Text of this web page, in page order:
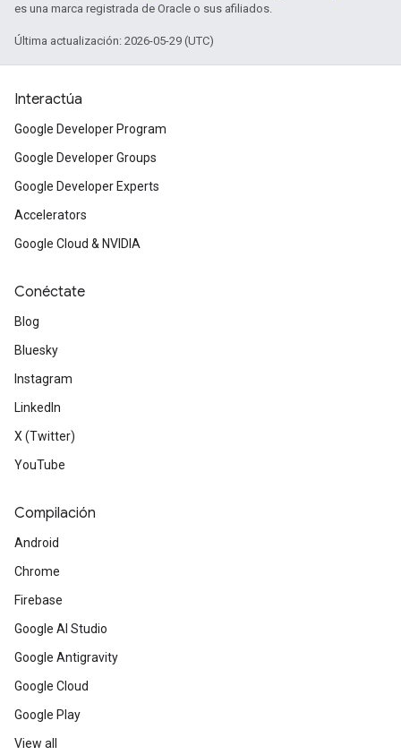
es una marca registrada de Oracle o sus afiliados.
Última actualización: 2026-05-29 (UTC)
Interactúa
Google Developer Program
Google Developer Groups
Google Developer Experts
Accelerators
Google Cloud & NVIDIA
Conéctate
Blog
Bluesky
Instagram
LinkedIn
X (Twitter)
YouTube
Compilación
Android
Chrome
Firebase
Google AI Studio
Google Antigravity
Google Cloud
Google Play
View all